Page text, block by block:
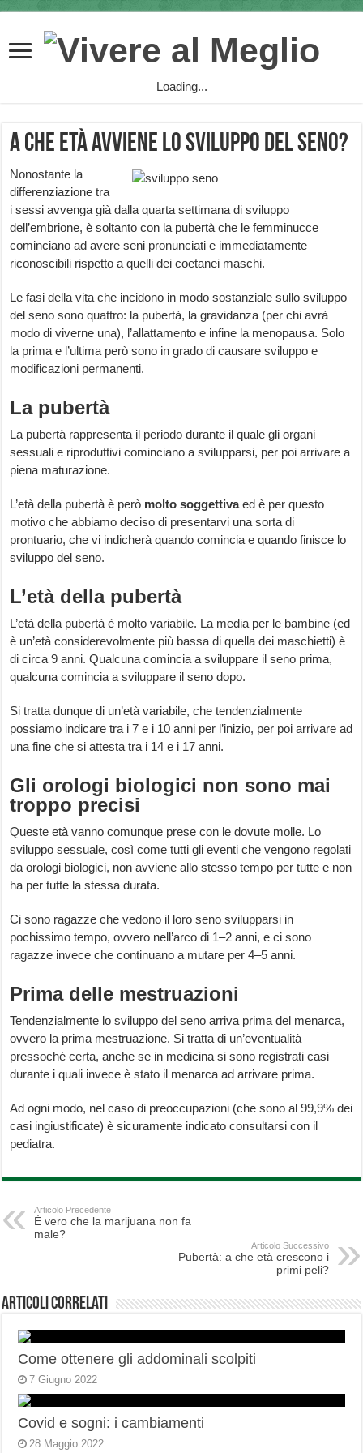
Loading...
A che età avviene lo sviluppo del seno?
Nonostante la
differenziazione tra
i sessi avvenga già dalla quarta settimana di sviluppo
dell’embrione, è soltanto con la pubertà che le femminucce
cominciano ad avere seni pronunciati e immediatamente
riconoscibili rispetto a quelli dei coetanei maschi.
Le fasi della vita che incidono in modo sostanziale sullo sviluppo
del seno sono quattro: la pubertà, la gravidanza (per chi avrà
modo di viverne una), l’allattamento e infine la menopausa. Solo
la prima e l’ultima però sono in grado di causare sviluppo e
modificazioni permanenti.
La pubertà
La pubertà rappresenta il periodo durante il quale gli organi
sessuali e riproduttivi cominciano a svilupparsi, per poi arrivare a
piena maturazione.
L’età della pubertà è però molto soggettivaed è per questo
motivo che abbiamo deciso di presentarvi una sorta di
prontuario, che vi indicherà quando comincia e quando finisce lo
sviluppo del seno.
L’età della pubertà
L’età della pubertà è molto variabile. La media per le bambine (ed
è un’età considerevolmente più bassa di quella dei maschietti) è
di circa 9 anni. Qualcuna comincia a sviluppare il seno prima,
qualcuna comincia a sviluppare il seno dopo.
Si tratta dunque di un’età variabile, che tendenzialmente
possiamo indicare tra i 7 e i 10 anni per l’inizio, per poi arrivare ad
una fine che si attesta tra i 14 e i 17 anni.
Gli orologi biologici non sono mai
troppo precisi
Queste età vanno comunque prese con le dovute molle. Lo
sviluppo sessuale, così come tutti gli eventi che vengono regolati
da orologi biologici, non avviene allo stesso tempo per tutte e non
ha per tutte la stessa durata.
Ci sono ragazze che vedono il loro seno svilupparsi in
pochissimo tempo, ovvero nell’arco di 1–2 anni, e ci sono
ragazze invece che continuano a mutare per 4–5 anni.
Prima delle mestruazioni
Tendenzialmente lo sviluppo del seno arriva prima del menarca,
ovvero la prima mestruazione. Si tratta di un’eventualità
pressoché certa, anche se in medicina si sono registrati casi
durante i quali invece è stato il menarca ad arrivare prima.
Ad ogni modo, nel caso di preoccupazioni (che sono al 99,9% dei
casi ingiustificate) è sicuramente indicato consultarsi con il
pediatra.
Articolo Precedente
È vero che la marijuana non fa
male?
Articolo Successivo
Pubertà: a che età crescono i
primi peli?
Articoli correlati
Come ottenere gli addominali scolpiti
7 Giugno 2022
Covid e sogni: i cambiamenti
28 Maggio 2022